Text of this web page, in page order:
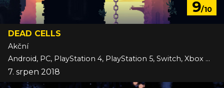
9/10
DEAD CELLS
Akční
Android, PC, PlayStation 4, PlayStation 5, Switch, Xbox One
7. srpen 2018